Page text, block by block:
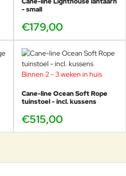
- small
€179,00
Binnen 2 - 3 weken in huis
Cane-line Ocean Soft Rope
tuinstoel - incl. kussens
€515,00